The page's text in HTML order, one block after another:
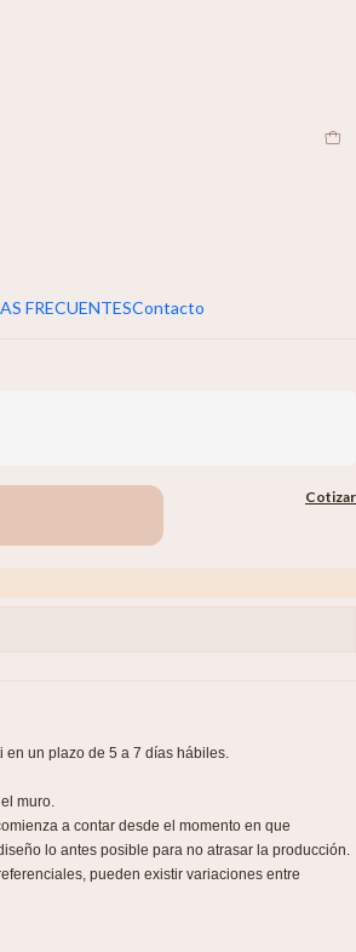
FRECUENTESContacto
de tu muro
Cotizar
en un plazo de 5 a 7 días hábiles.
muro.
a contar desde el momento en que
lo antes posible para no atrasar la producción.
pueden existir variaciones entre